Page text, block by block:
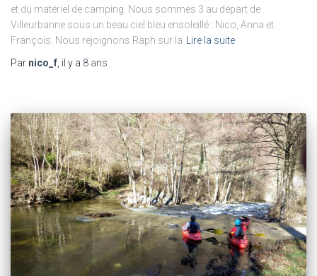
et du matériel de camping. Nous sommes 3 au départ de
Villeurbanne sous un beau ciel bleu ensoleillé : Nico, Anna et
François. Nous rejoignons Raph sur la
Lire la suite
Par nico_f , il y a 8 ans